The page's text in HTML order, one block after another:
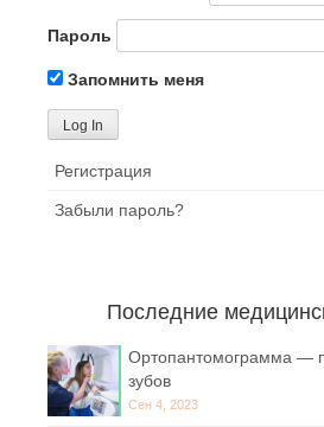
Пароль
Запомнить меня
Регистрация
Забыли пароль?
Последние
Ортопантомограмма —
зубов
Сен 4, 2023